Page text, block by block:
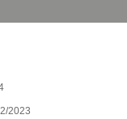
2023